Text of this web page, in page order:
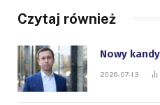
Czytaj również
Nowy
2026-07-13